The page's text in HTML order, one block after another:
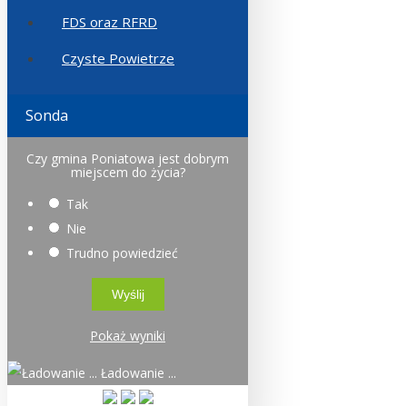
FDS oraz RFRD
Czyste Powietrze
Sonda
Czy gmina Poniatowa jest dobrym
miejscem do życia?
Tak
Nie
Trudno powiedzieć
Pokaż wyniki
Ładowanie ...